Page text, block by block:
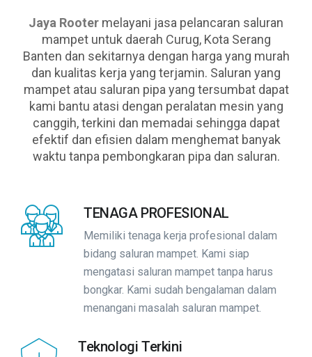
Jaya Rooter melayani jasa pelancaran saluran
mampet untuk daerah Curug, Kota Serang
Banten dan sekitarnya dengan harga yang murah
dan kualitas kerja yang terjamin. Saluran yang
mampet atau saluran pipa yang tersumbat dapat
kami bantu atasi dengan peralatan mesin yang
canggih, terkini dan memadai sehingga dapat
efektif dan efisien dalam menghemat banyak
waktu tanpa pembongkaran pipa dan saluran.
TENAGA PROFESIONAL
Memiliki tenaga kerja profesional dalam
bidang saluran mampet. Kami siap
mengatasi saluran mampet tanpa harus
bongkar. Kami sudah bengalaman dalam
menangani masalah saluran mampet.
Teknologi Terkini